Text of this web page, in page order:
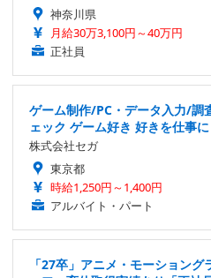
神奈川県
月給30万3,100円～40万円
正社員
ゲーム制作/PC・データ入力/調
ェック ゲーム好き 好きを仕事
株式会社セガ
東京都
時給1,250円～1,400円
アルバイト・パート
「27卒」アニメ・モーション